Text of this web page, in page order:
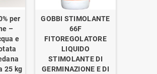
per
–
e
25 kg
GOBBI STIMOLANTE
66F
FITOREGOLATORE
LIQUIDO
STIMOLANTE DI
GERMINAZIONE E DI